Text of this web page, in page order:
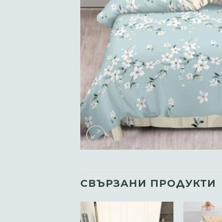
СВЪРЗАНИ ПРОДУКТИ